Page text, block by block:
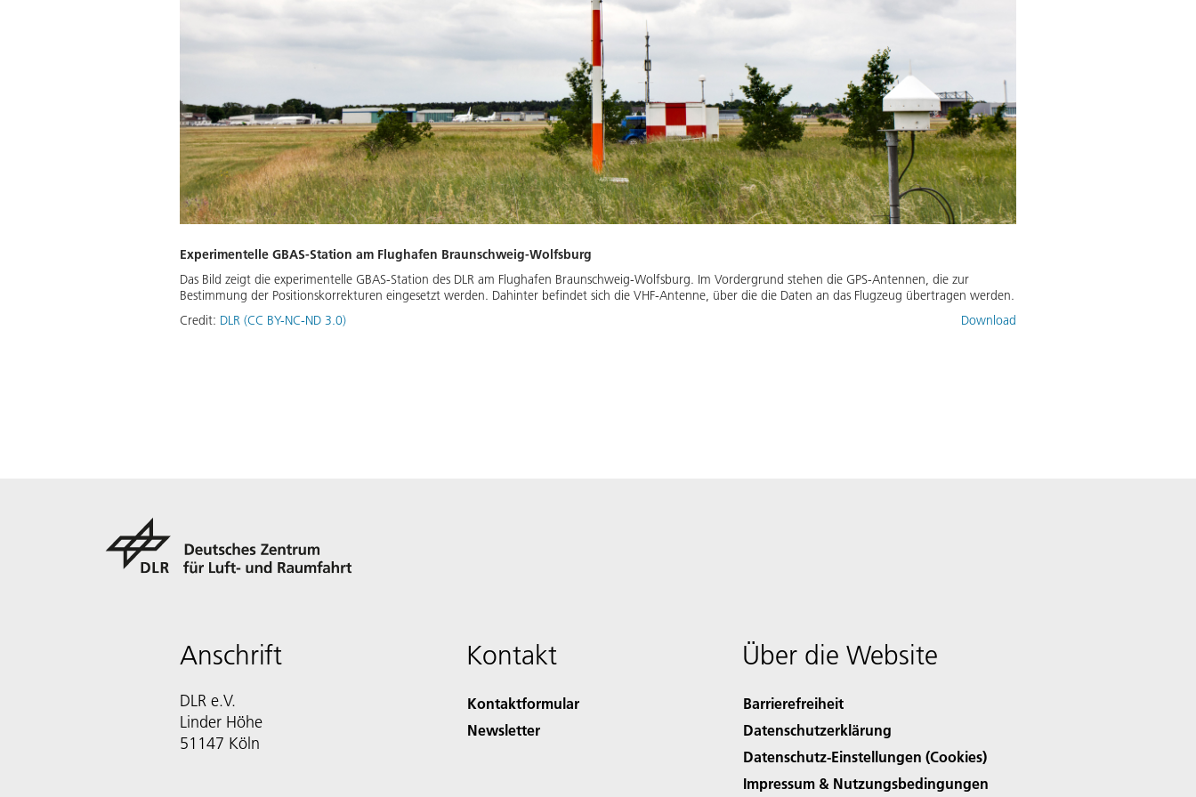
Experimentelle GBAS-Station am Flughafen Braunschweig-Wolfsburg
Das Bild zeigt die experimentelle GBAS-Station des DLR am Flughafen Braunschweig-Wolfsburg. Im Vordergrund stehen die GPS-Antennen, die zur
Bestimmung der Positionskorrekturen eingesetzt werden. Dahinter befindet sich die VHF-Antenne, über die die Daten an das Flugzeug übertragen werden.
Credit: DLR (CC BY-NC-ND 3.0) Download
Anschrift
DLR e.V.
Linder Höhe
51147 Köln
Kontakt
Kontaktformular
Newsletter
Über die Website
Barrierefreiheit
Datenschutzerklärung
Datenschutz-Einstellungen (Cookies)
Impressum & Nutzungsbedingungen